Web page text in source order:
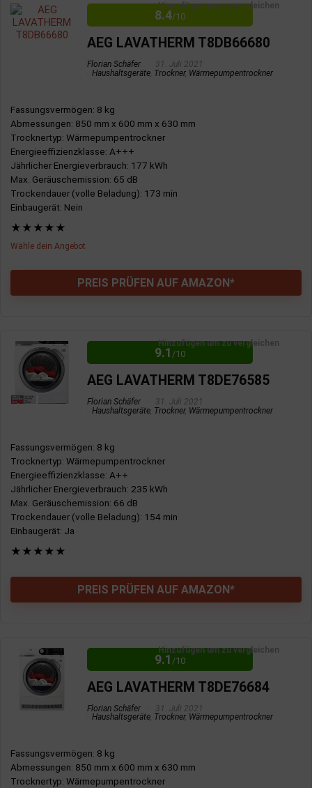
Hinzufügen um zu vergleichen
8.4/10
AEG LAVATHERM T8DB66680
Florian Schäfer
31. Juli 2021
Haushaltsgeräte Trockner, Wärmepumpentrockner
Fassungsvermögen: 8 kg
Abmessungen: 850 mm x 600 mm x 630 mm
Trocknertyp: Wärmepumpentrockner
Energieeffizienzklasse: A+++
Jährlicher Energieverbrauch: 177 kWh
Max. Geräuschemission: 65 dB
Trockendauer (volle Beladung): 173 min
Einbaugerät: Nein
★ ★ ★ ★ ★
Wähle dein Angebot
PREIS PRÜFEN AUF AMAZON*
Leiser Betrieb
Gute Energieeffizienz
Hohe Trockenkapazität
Startzeitvorwahl
Schontrommel
NACHTEILE:
Bisher keine Nachteile gefunden
Hinzufügen um zu vergleichen
9.1 /10
AEG LAVATHERM T8DE76585
Florian Schäfer
31. Juli 2021
Haushaltsgeräte Trockner, Wärmepumpentrockner
Fassungsvermögen: 8 kg
Trocknertyp: Wärmepumpentrockner
Energieeffizienzklasse: A++
Jährlicher Energieverbrauch: 235 kWh
Max. Geräuschemission: 66 dB
Trockendauer (volle Beladung): 154 min
Einbaugerät: Ja
★ ★ ★ ★ ★
PREIS PRÜFEN AUF AMAZON*
Hinzufügen um zu vergleichen
9.1 /10
AEG LAVATHERM T8DE76684
Florian Schäfer
31. Juli 2021
Haushaltsgeräte Trockner, Wärmepumpentrockner
Fassungsvermögen: 8 kg
Abmessungen: 850 mm x 600 mm x 630 mm
Trocknertyp: Wärmepumpentrockner